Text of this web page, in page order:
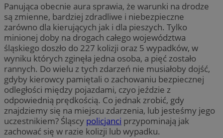
Panująca obecnie aura sprawia, że warunki na drodze
są zmienne, bardziej zdradliwe i niebezpieczne
zarówno dla kierujących jak i dla pieszych. Tylko
minionej doby na drogach całego województwa
śląskiego doszło do 227 kolizji oraz 5 wypadków, w
wyniku których zginęła jedna osoba, a pięć zostało
rannych. Do wielu z tych zdarzeń nie musiałoby dojść,
gdyby kierowcy pamiętali o zachowaniu bezpiecznej
odległości między pojazdami, czyo jeździe z
odpowiednią prędkością. Co jednak zrobić, gdy
znajdziemy się na miejscu zdarzenia, lub jesteśmy jego
uczestnikiem? Śląscy policjanci przypominają jak
zachować się w razie kolizji lub wypadku.